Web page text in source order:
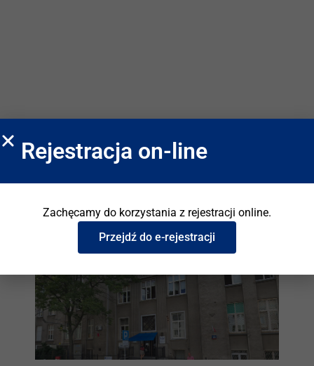
Rejestracja on-line
Zachęcamy do korzystania z rejestracji online.
Przejdź do e-rejestracji